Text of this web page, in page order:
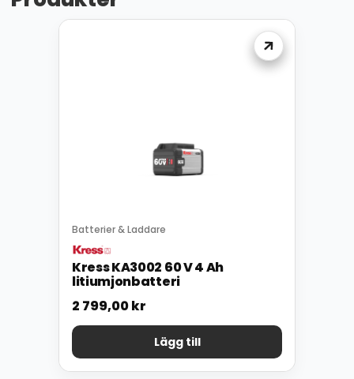
Batterier & Laddare
Kress KA3002 60 V 4 Ah
litiumjonbatteri
2 799,00kr
Lägg till